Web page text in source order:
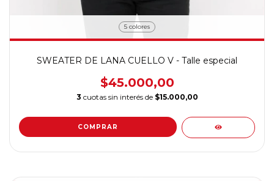
5 colores
SWEATER DE LANA CUELLO V - Talle especial
$45.000,00
3 cuotas sin interés de $15.000,00
COMPRAR